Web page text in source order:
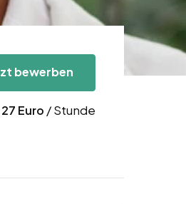
bewerben
27 Euro / Stunde